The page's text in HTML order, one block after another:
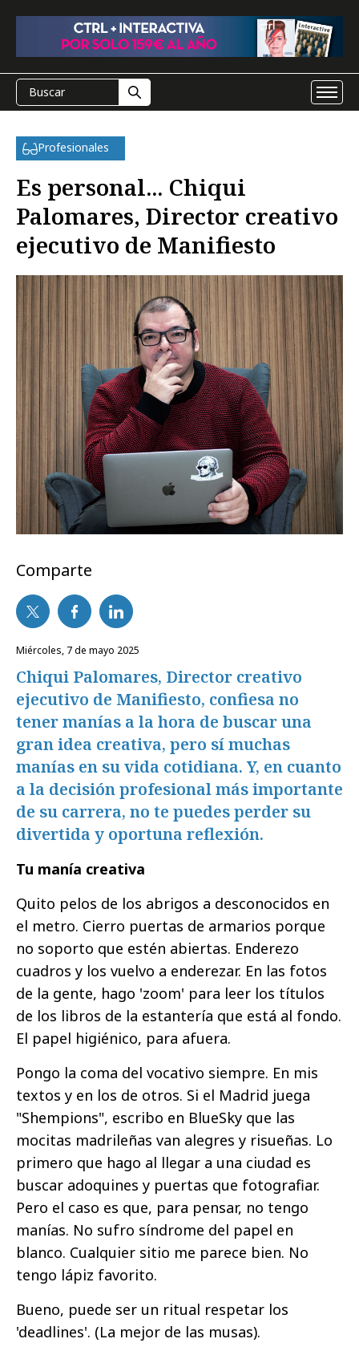
Profesionales
Es personal... Chiqui
Palomares, Director creativo
ejecutivo de Manifiesto
Comparte
miércoles, 7 de mayo 2025
Chiqui Palomares, Director creativo
ejecutivo de Manifiesto, confiesa no
tener manías a la hora de buscar una
gran idea creativa, pero sí muchas
manías en su vida cotidiana. Y, en cuanto
a la decisión profesional más importante
de su carrera, no te puedes perder su
divertida y oportuna reflexión.
Tu manía creativa
Quito pelos de los abrigos a desconocidos en
el metro. Cierro puertas de armarios porque
no soporto que estén abiertas. Enderezo
cuadros y los vuelvo a enderezar. En las fotos
de la gente, hago 'zoom' para leer los títulos
de los libros de la estantería que está al fondo.
El papel higiénico, para afuera.
Pongo la coma del vocativo siempre. En mis
textos y en los de otros. Si el Madrid juega
"Shempions", escribo en BlueSky que las
mocitas madrileñas van alegres y risueñas. Lo
primero que hago al llegar a una ciudad es
buscar adoquines y puertas que fotografiar.
Pero el caso es que, para pensar, no tengo
manías. No sufro síndrome del papel en
blanco. Cualquier sitio me parece bien. No
tengo lápiz favorito.
Bueno, puede ser un ritual respetar los
'deadlines'. (La mejor de las musas).